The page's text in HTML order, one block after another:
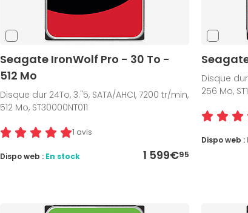
Seagate IronWolf Pro - 30 To -
512 Mo
Disque dur 24To, 3."5, SATA/AHCI, 7200 tr/min,
512 Mo, ST30000NT011
1 avis
1 599€95
Dispo web : En stock
Disque dur
256 Mo,
Dispo web :